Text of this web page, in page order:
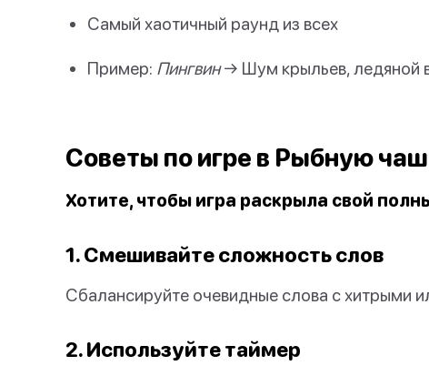
Самый хаотичный раунд из всех
Пример: Пингвин→ Шум крыльев, ледяной
Советы по игре в Рыбную
Хотите, чтобы игра раскрыла свой
1. Смешивайте сложность слов
Сбалансируйте очевидные слова с хитрыми
2. Используйте таймер